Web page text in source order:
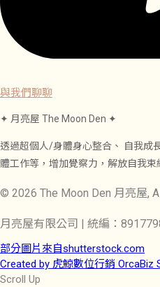
與我們聊聊
✦ 月亮屋 The Moon Den ✦
透過超個人/身體身心整合、 自我成
體工作等，增加覺察力，解放自我束
© 2026 The Moon Den 月亮屋,
月亮屋有限公司 | 統編：
部分圖片來自shutterstock.com
Created by 虎鯨數位行銷 OrcaBiz
Scroll Up